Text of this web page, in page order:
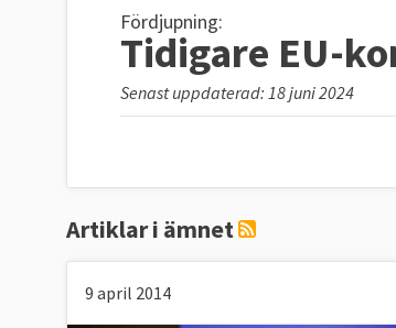
Fördjupning:
Tidigare EU-
Senast uppdaterad: 18 juni 2024
Artiklar i ämnet
9 april 2014